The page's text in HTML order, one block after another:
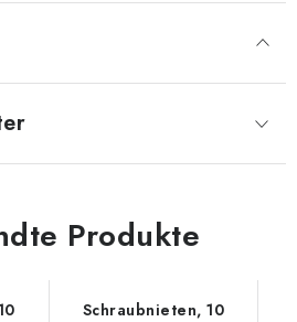
Produkte
Schraubnieten, 10